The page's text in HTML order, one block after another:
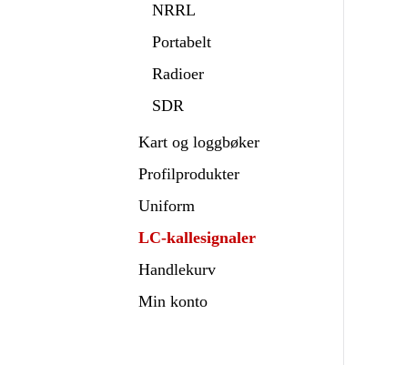
NRRL
Portabelt
Radioer
SDR
Kart og loggbøker
Profilprodukter
Uniform
LC-kallesignaler
Handlekurv
Min konto